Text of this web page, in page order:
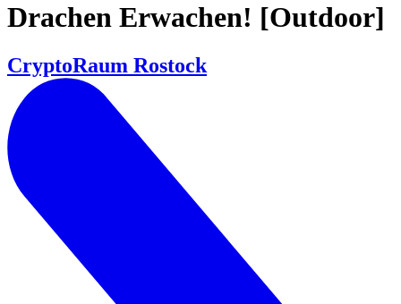
Drachen Erwachen! [Outdoor]
CryptoRaum Rostock